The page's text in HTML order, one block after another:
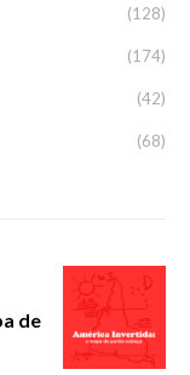
(128)
(174)
(42)
(68)
de